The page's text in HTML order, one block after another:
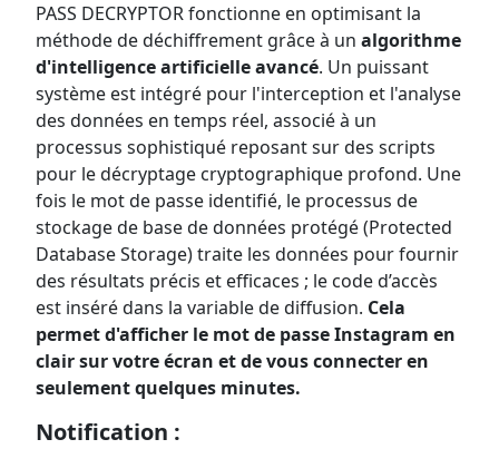
PASS DECRYPTOR fonctionne en optimisant la
méthode de déchiffrement grâce à un algorithme
d'intelligence artificielle avancé. Un puissant
système est intégré pour l'interception et l'analyse
des données en temps réel, associé à un
processus sophistiqué reposant sur des scripts
pour le décryptage cryptographique profond. Une
fois le mot de passe identifié, le processus de
stockage de base de données protégé (Protected
Database Storage) traite les données pour fournir
des résultats précis et efficaces ; le code d’accès
est inséré dans la variable de diffusion. Cela
permet d'afficher le mot de passe Instagram en
clair sur votre écran et de vous connecter en
seulement quelques minutes.
Notification :